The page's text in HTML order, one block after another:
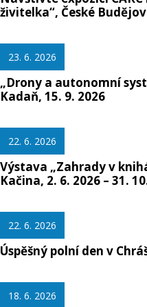
živitelka“, České
23. 6. 2026
„Drony a autonomní
Kadaň, 15. 9. 2026
22. 6. 2026
Výstava „Zahrady v
Kačina, 2. 6. 2026 – 31.
22. 6. 2026
Úspěšný polní den v
18. 6. 2026